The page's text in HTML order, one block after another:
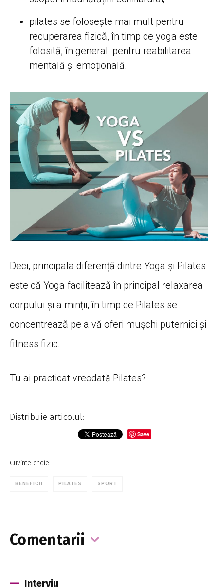
pilates se folosește mai mult pentru
recuperarea fizică, în timp ce yoga este
folosită, în general, pentru reabilitarea
mentală și emoțională.
Deci, principala diferență dintre Yoga și Pilates
este că Yoga facilitează în principal relaxarea
corpului și a minții, în timp ce Pilates se
concentrează pe a vă oferi mușchi puternici și
fitness fizic.
Tu ai practicat vreodată Pilates?
Distribuie articolul:
Save
Cuvinte cheie:
BENEFICII PILATES SPORT
Comentarii
Interviu